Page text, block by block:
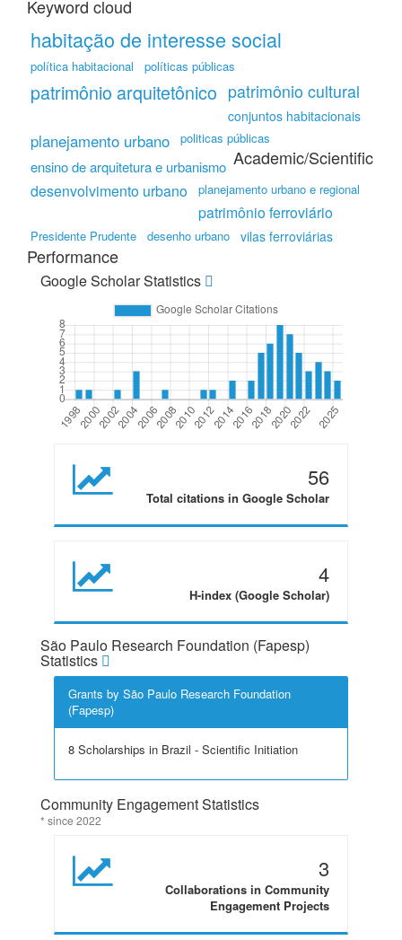
Keyword cloud
habitação de interesse social
política habitacional políticas públicas
patrimônio arquitetônico patrimônio cultural
conjuntos habitacionais
planejamento urbano politicas públicas
ensino de arquitetura e urbanismo
desenvolvimento urbano planejamento urbano e regional
patrimônio ferroviário
Presidente Prudente desenho urbano vilas ferroviárias
Academic/Scientific
Performance
Google Scholar Statistics
56
Total citations in Google Scholar
4
H-index (Google Scholar)
São Paulo Research Foundation (Fapesp)
Statistics
Grants by São Paulo Research Foundation
(Fapesp)
8 Scholarships in Brazil - Scientific Initiation
Community Engagement Statistics
* since 2022
3
Collaborations in Community
Engagement Projects